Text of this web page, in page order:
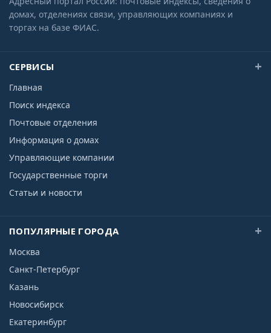
домах, отделениях связи, управляющих компаниях и
торгах на базе ФИАС.
СЕРВИСЫ
Главная
Поиск индекса
Почтовые отделения
Информация о домах
Управляющие компании
Государственные торги
Статьи и новости
ПОПУЛЯРНЫЕ ГОРОДА
Москва
Санкт-Петербург
Казань
Новосибирск
Екатеринбург